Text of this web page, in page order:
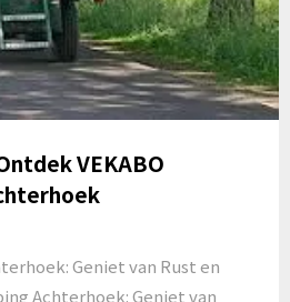
VEKABO
Geniet van Rust en
Achterhoek: Geniet van